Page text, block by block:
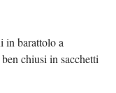
in barattolo a
chiusi in sacchetti